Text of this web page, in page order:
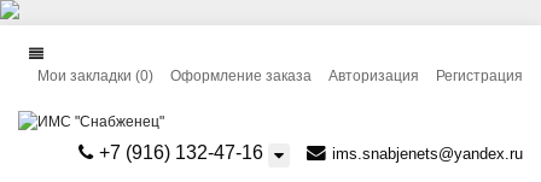
Авторизация Регистрация
Мои закладки (0) Оформление заказа
+7 (916) 132-47-16 ims.snabjenets@yandex.ru